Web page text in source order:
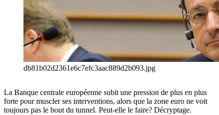
db81b02d2361e6c7efc3aac889d2b093.jpg
La Banque centrale européenne subit une pression de plus en plus
forte pour muscler ses interventions, alors que la zone euro ne voit
toujours pas le bout du tunnel. Peut-elle le faire? Décryptage.